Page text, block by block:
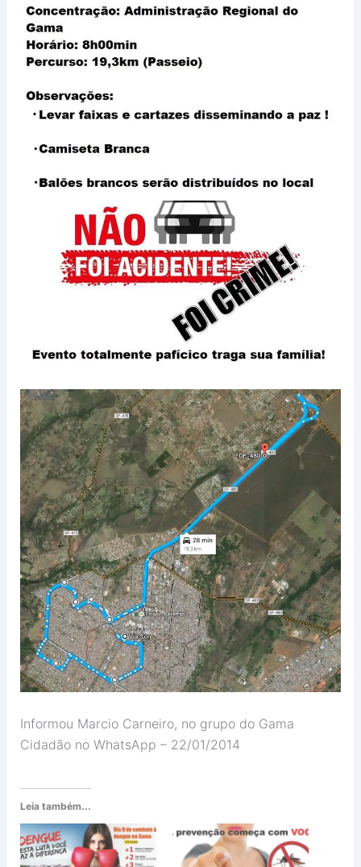
Informou Marcio Carneiro, no grupo do Gama
Cidadão no WhatsApp – 22/01/2014
Leia também...